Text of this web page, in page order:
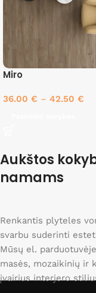
Miro
36.00 € – 42.50 €
Aukštos
namams
Renkantis plyteles
svarbu suderinti
Mūsų el.
masės, mozaikinių ir
įvairius interjero